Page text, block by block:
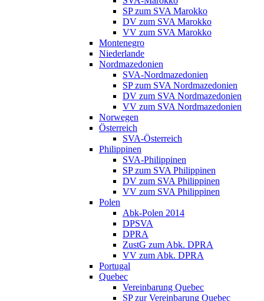
SP zum SVA Marokko
DV zum SVA Marokko
VV zum SVA Marokko
Montenegro
Niederlande
Nordmazedonien
SVA-Nordmazedonien
SP zum SVA Nordmazedonien
DV zum SVA Nordmazedonien
VV zum SVA Nordmazedonien
Norwegen
Österreich
SVA-Österreich
Philippinen
SVA-Philippinen
SP zum SVA Philippinen
DV zum SVA Philippinen
VV zum SVA Philippinen
Polen
Abk-Polen 2014
DPSVA
DPRA
ZustG zum Abk. DPRA
VV zum Abk. DPRA
Portugal
Quebec
Vereinbarung Quebec
SP zur Vereinbarung Quebec